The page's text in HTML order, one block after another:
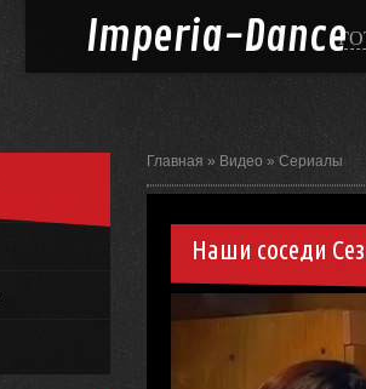
Imperia-Dance
Главная » Видео » Сериалы
Наши соседи